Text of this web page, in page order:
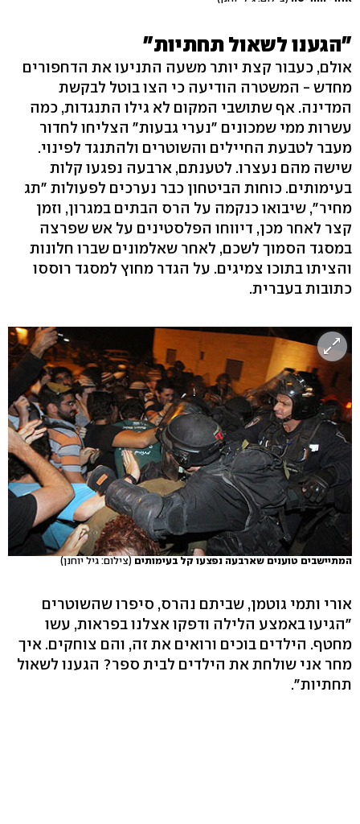
"הגענו לשאול תחתיות"
אולם, כעבור קצת יותר משעה התניעו את הדחפורים
מחדש - המשטרה הודיעה כי הצו בוטל לבקשת
המדינה. אף שתושבי המקום לא גילו התנגדות, כמה
עשרות ממי שמכונים "נערי גבעות" הצליחו לחדור
מעבר לטבעת החיילים והשוטרים ולהתנגד לפינוי.
שישה מהם נעצרו. לטענתם, ארבעה נפגעו קלות
בעימותים. כוחות הביטחון כבר נערכים לפעולות "תג
מחיר", שיבואו כנקמה על הרס הבתים במגרון, וזמן
קצר לאחר מכן, דיווחו הפלסטינים על אש שפרצה
במסגד הסמוך לשכם, לאחר שאלמונים שברו חלונות
והציתו בתוכו צמיגים. על הגדר מחוץ למסגד רוססו
כתובות בעברית.
המתיישבים טוענים שארבעה נפצעו קל בעימותים (צילום: גיל יוחנן)
אורי ותמי גוטמן, שביתם נהרס, סיפרו שהשוטרים
"הגיעו באמצע הלילה ודפקו אצלנו בפראות, עשו
מחטף. הילדים בוכים ורואים את זה, והם צוחקים. איך
מחר אני שולחת את הילדים לבית ספר? הגענו לשאול
תחתיות".